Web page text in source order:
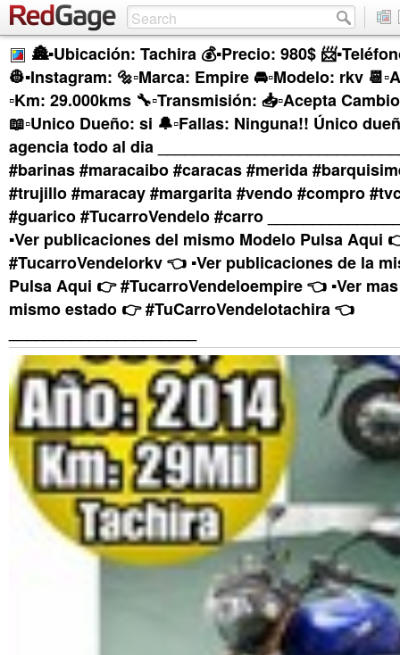
🏯▪Ubicación: Tachira 💰▪Precio: 980$
👷▪Instagram: 🔩▫Marca: Empire 🚘▫Modelo: rkv
▫Km: 29.000kms 🔧▫Transmisión: 📥▫Acepta
📖▫Unico Dueño: si 🔔▫Fallas: Ninguna!! Único
agencia todo al dia
#barinas #maracaibo #caracas #merida
#trujillo #maracay #margarita #vendo #compro
#guarico #TucarroVendelo #carro
▪︎Ver publicaciones del mismo Modelo Pulsa Aqui
#TucarroVendelorkv 👈 ▪︎Ver publicaciones de la
Pulsa Aqui 👉 #TucarroVendeloempire 👈 ▪︎Ver
mismo estado 👉 #TuCarroVendelotachira 👈